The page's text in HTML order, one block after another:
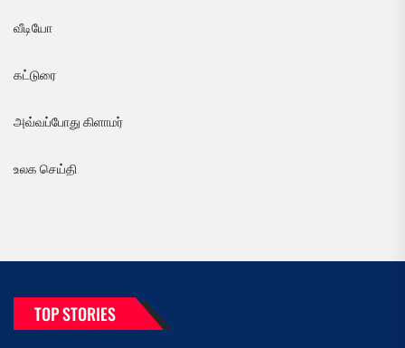
வீடியோ
கட்டுரை
அவ்வப்போது கிளாமர்
உலக செய்தி
TOP STORIES